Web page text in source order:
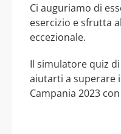
Ci auguriamo di
esercizio e sfrutta
eccezionale.
Il simulatore quiz
aiutarti a superare
Campania 2023